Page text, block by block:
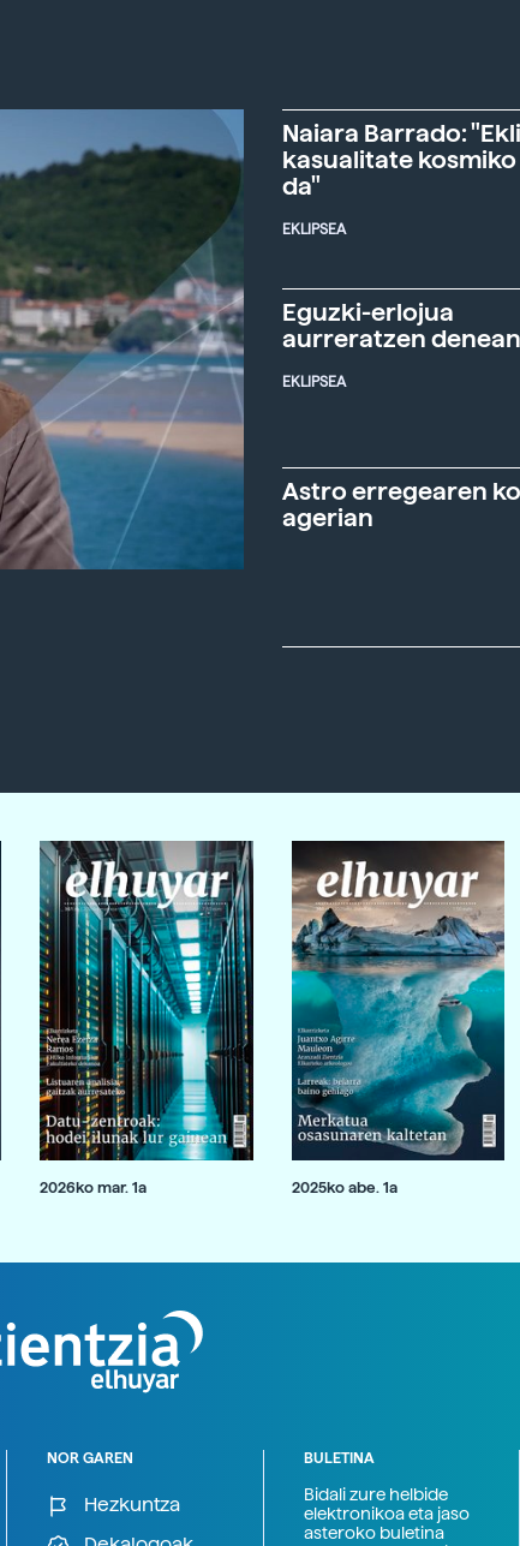
Naiara Barrado:
kasualitate
da"
EKLIPSEA
Eguzki-erlojua
aurreratzen denean
EKLIPSEA
Astro erregearen
agerian
2026ko mar. 1a 2025ko abe. 1a
NOR GAREN
Hezkuntza
BULETINA
Bidali zure helbide
elektronikoa eta jaso
asteroko buletina